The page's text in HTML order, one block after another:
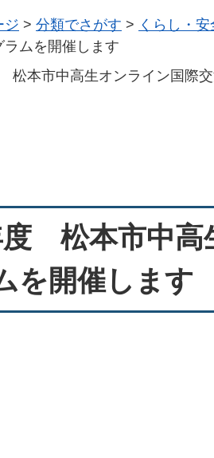
ジ > 分類でさがす > くらし・安
ラムを開催します
本市中高生オンライン国際
松本市中高
を開催します